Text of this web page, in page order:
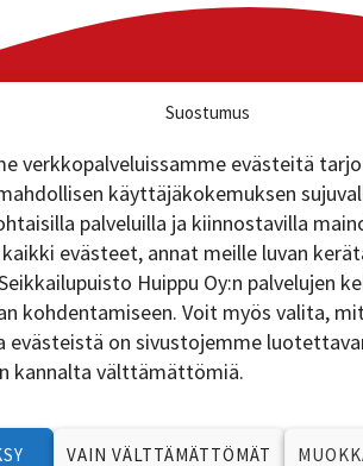
Suostumus
verkkopalveluissamme evästeitä
käyttäjäkokemuksen
palveluilla ja kiinnostavilla
evästeet, annat meille luvan
Huippu Oy:n palvelujen
kohdentamiseen. Voit myös valita,
evästeistä on sivustojemme
kannalta välttämättömiä.
VAIN VÄLTTÄMÄTTÖMÄT